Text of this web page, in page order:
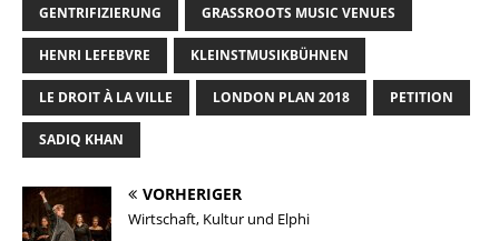
y
o
k
n
n
k
o
n
GENTRIFIZIERUNG GRASSROOTS MUSIC VENUES
HENRI LEFEBVRE KLEINSTMUSIKBÜHNEN
LE DROIT À LA VILLE LONDON PLAN 2018 PETITION
SADIQ KHAN
VORHERIGER
Wirtschaft, Kultur und Elphi